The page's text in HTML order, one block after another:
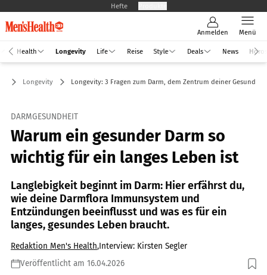
Hefte
Anmelden Menü
Health Longevity Life Reise Style Deals News
Longevity Longevity: 3 Fragen zum Darm, dem Zentrum deiner Gesundheit
DARMGESUNDHEIT
Warum ein gesunder Darm so
wichtig für ein langes Leben ist
Langlebigkeit beginnt im Darm: Hier erfährst du,
wie deine Darmflora Immunsystem und
Entzündungen beeinflusst und was es für ein
langes, gesundes Leben braucht.
Redaktion Men's Health,Interview: Kirsten Segler
Veröffentlicht am 16.04.2026
Foto: PeopleImages / GettyImages